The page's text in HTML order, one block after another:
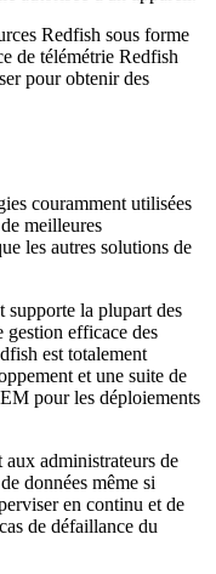
Redfish sous forme
de télémétrie Redfish
pour obtenir des
couramment utilisées
meilleures
les autres solutions de
supporte la plupart des
gestion efficace des
est totalement
et une suite de
pour les déploiements
administrateurs de
données même si
en continu et de
de défaillance du